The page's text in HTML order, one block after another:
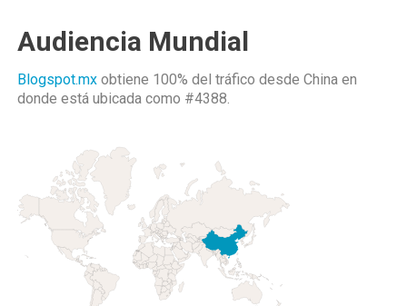
Audiencia Mundial
Blogspot.mx obtiene 100% del tráfico desde China en
donde está ubicada como #4388.